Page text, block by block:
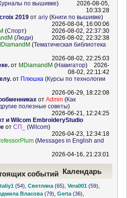
по вышивке)
2026-08-05,
10:33:28
2019от ariy(Книги по вышивке)
2026-08-04, 16:00:06
(Спорт)
2026-08-02, 22:37:30
(Люди)
2026-08-02, 22:32:38
(Тематическая библиотека
2026-08-02, 22:25:03
от MDiamandM (Навигатор)
2026-
08-02, 22:11:42
от Плюшка (Курсы по технологии
2026-06-29, 18:22:08
от Admin (Как
полезные советы)
2026-06-21, 12:24:25
и Wilcom EmbroideryStudio
от СП_ (Wilcom)
2026-04-23, 12:34:18
(Messages in English and
2026-04-16, 21:23:01
Календарь
(54) ,Светляна (65) ,Vera001 (59)
Власова (79) ,Gerta (36)